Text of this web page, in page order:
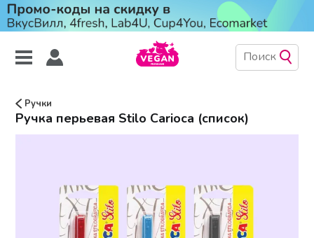
Ручки
Ручка перьевая Stilo Carioca (список)